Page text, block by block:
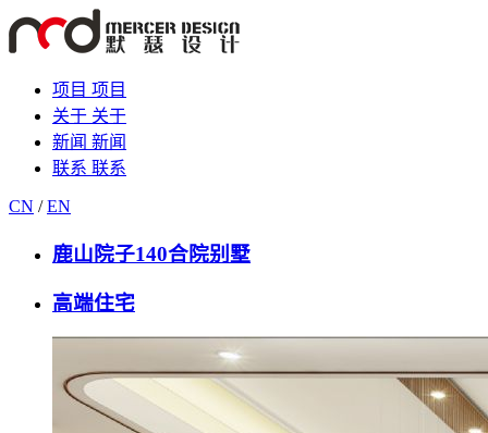
项目 项目
关于 关于
新闻 新闻
联系 联系
CN / EN
鹿山院子140合院别墅
高端住宅